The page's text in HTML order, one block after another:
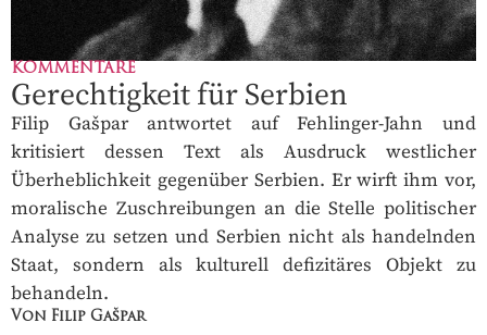
KOMMENTARE
Gerechtigkeit für Serbien
Filip Gašpar antwortet auf Fehlinger-Jahn und
kritisiert dessen Text als Ausdruck westlicher
Überheblichkeit gegenüber Serbien. Er wirft ihm vor,
moralische Zuschreibungen an die Stelle politischer
Analyse zu setzen und Serbien nicht als handelnden
Staat, sondern als kulturell defizitäres Objekt zu
behandeln.
Von Filip Gašpar